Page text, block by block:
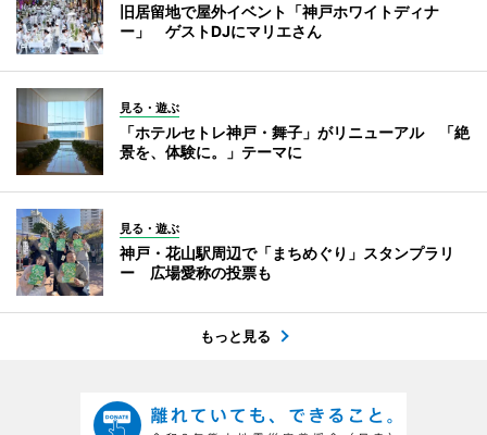
旧居留地で屋外イベント「神戸ホワイトディナ
ー」 ゲストDJにマリエさん
見る・遊ぶ
「ホテルセトレ神戸・舞子」がリニューアル 「絶
景を、体験に。」テーマに
見る・遊ぶ
神戸・花山駅周辺で「まちめぐり」スタンプラリ
ー 広場愛称の投票も
もっと見る